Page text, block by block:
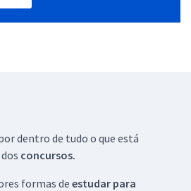
dentro de tudo o que está
concursos.
formas de estudar para